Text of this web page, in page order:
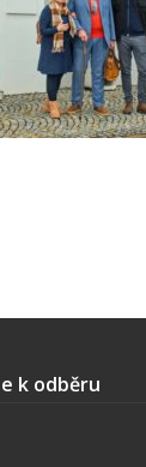
k odběru